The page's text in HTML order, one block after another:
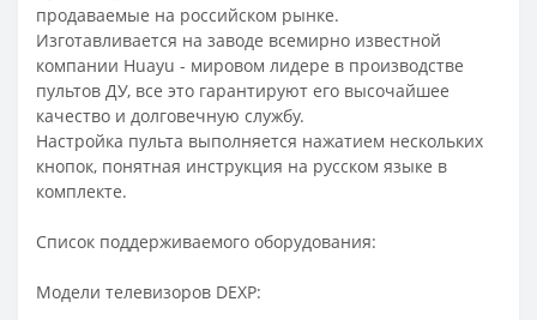
продаваемые на российском рынке.
Изготавливается на заводе всемирно известной
компании Huayu - мировом лидере в производстве
пультов ДУ, все это гарантируют его высочайшее
качество и долговечную службу.
Настройка пульта выполняется нажатием нескольких
кнопок, понятная инструкция на русском языке в
комплекте.
Список поддерживаемого оборудования:
Модели телевизоров DEXP: